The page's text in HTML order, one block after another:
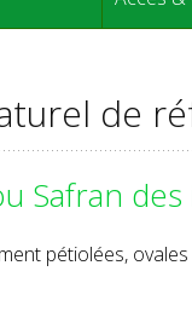
de
Safran des
pétiolées,